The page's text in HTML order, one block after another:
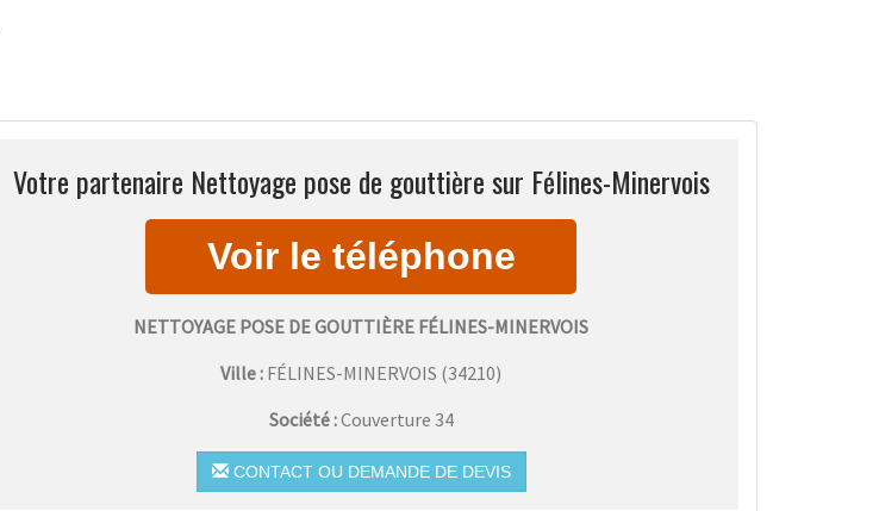
Votre partenaire Nettoyage pose de gouttière sur Félines-Minervois
NETTOYAGE POSE DE GOUTTIÈRE FÉLINES-MINERVOIS
Ville : FÉLINES-MINERVOIS (34210)
Société :Couverture 34
CONTACT OU DEMANDE DE DEVIS